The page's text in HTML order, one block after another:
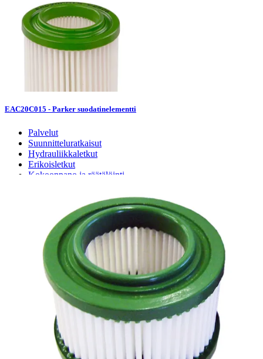
EAC20C015 - Parker suodatinelementti
Palvelut
Suunnitteluratkaisut
Hydrauliikkaletkut
Erikoisletkut
Kokoonpano ja räätälöinti
Digitaaliset tilauskanavat
Palveluvarastot
Ennakoiva kartoitus
Enerpac-huolto
24h päivystys
Tekninen tuki
Sylinterilaskuri
Sähköteholaskuri
Virtausnopeuslaskuri
Hammaspyöräpumpun tilavuuslaskuri
Hydrauliteholaskuri
Teollisuusletkuhaku
Suodatinhaku
Magneettikelahaku